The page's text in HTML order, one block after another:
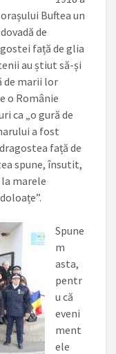
Buftea un
de
față de glia
au știut să-și
de marii lor
o Românie
ca „o gură de
a fost
față de
spune, însutit,
la marele
Spune
m
asta,
pentr
u că
eveni
ment
ele